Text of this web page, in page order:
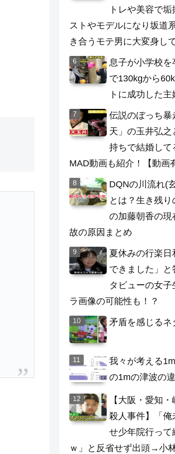
トレや美容で
ストやモデルになり坂道
き合うモテ男に大変身し
息子が小学校を
で130kgから
トに成功した
伝説のぼっち暴
天」の玉井弘
持ちで結婚して
MAD動画も紹介！【動画
DQNの川流れ(
とは？生き残
の加藤朝香の
故の原因まとめ
夏休みの行楽日
できました」
タビューの女子
ラ画像の可能性も！？
矛盾を感じるネ
我々が考える
の1mの津波の
【大阪・愛知
殺人事件】「俺
せ少年院行って
ｗ」と反省せず出頭→小